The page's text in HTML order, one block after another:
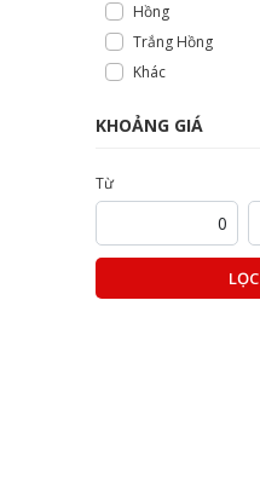
Hồng
Trắng Hồng
Khác
KHOẢNG GIÁ
Từ
LỌC